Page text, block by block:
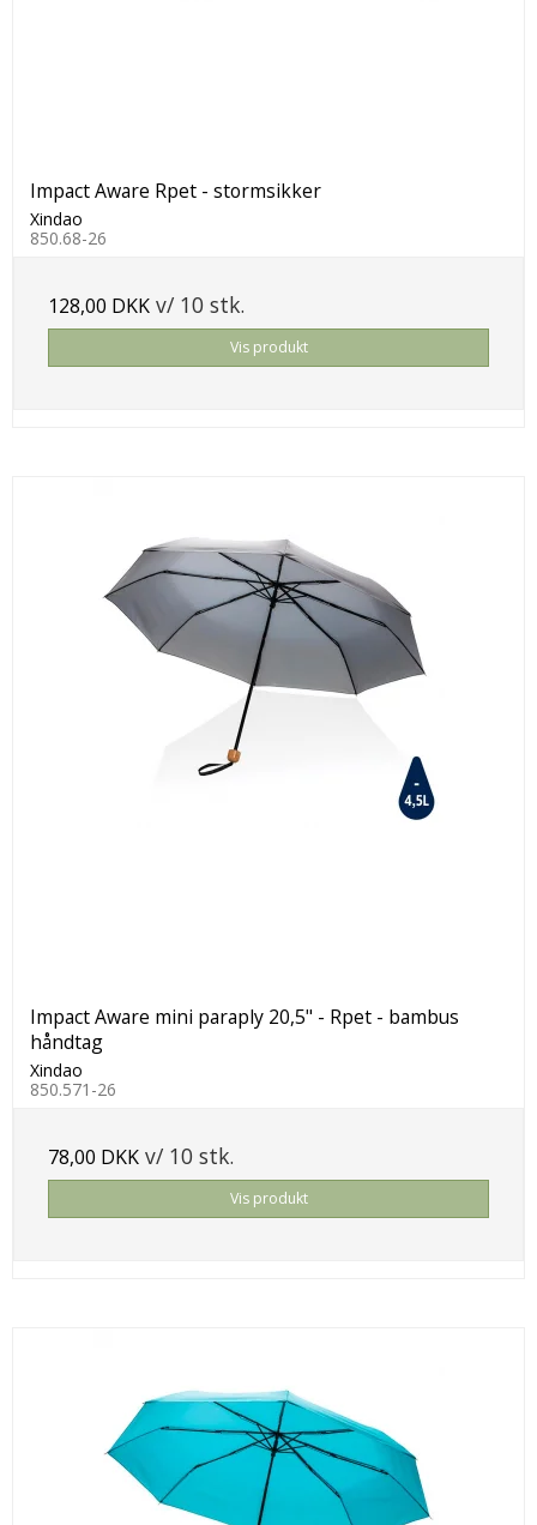
Impact Aware Rpet - stormsikker
Xindao
850.68-26
128,00 DKK v/ 10 stk.
Vis produkt
Impact Aware mini paraply 20,5" - Rpet - bambus
håndtag
Xindao
850.571-26
78,00 DKK v/ 10 stk.
Vis produkt